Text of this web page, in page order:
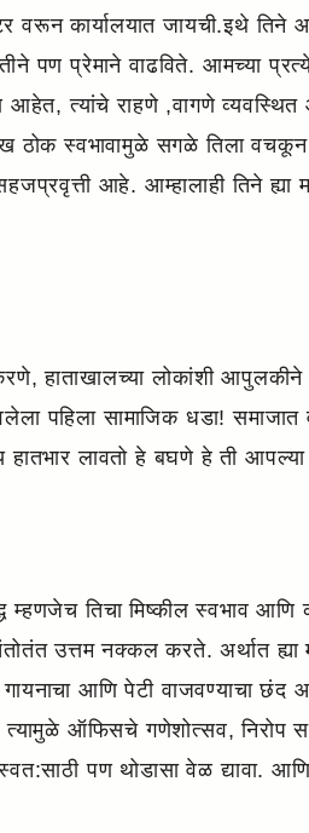
वरून कार्यालयात जायची.इथे तिने
पण प्रेमाने वाढविते. आमच्या
त्यांचे राहणे ,वागणे व्यवस्थित
ठोक स्वभावामुळे सगळे तिला
आहे. आम्हालाही तिने ह्या
हाताखालच्या लोकांशी
पहिला सामाजिक धडा! समाजात
लावतो हे बघणे हे ती
म्हणजेच तिचा मिष्कील स्वभाव
उत्तम नक्कल करते. अर्थात ह्या
आणि पेटी वाजवण्याचा
ऑफिसचे गणेशोत्सव, निरोप
पण थोडासा वेळ द्यावा.